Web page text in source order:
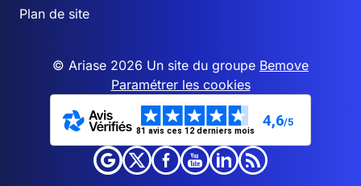
Plan de site
© Ariase 2026 Un site du groupe Bemove
Paramétrer les cookies
81 avis ces 12 derniers mois
4,6/5